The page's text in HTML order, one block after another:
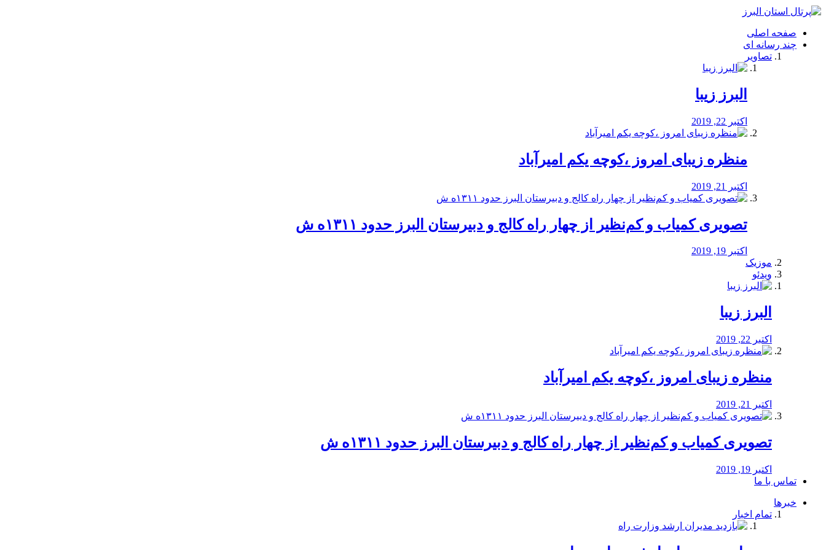
فصد
شرق
تهران
خشکشویی
صفحه اصلی
چند رسانه ای
تصاویر
البرز زیبا
اکتبر 22, 2019
منظره‌‌ زیبای امروز ،کوچه یکم امیرآباد
اکتبر 21, 2019
️تصویری کمیاب و کم‌نظیر از چهار راه كالج و دبيرستان البرز حدود ۱۳۱۱ه ش
اکتبر 19, 2019
موزیک
ویدئو
البرز زیبا
اکتبر 22, 2019
منظره‌‌ زیبای امروز ،کوچه یکم امیرآباد
اکتبر 21, 2019
️تصویری کمیاب و کم‌نظیر از چهار راه كالج و دبيرستان البرز حدود ۱۳۱۱ه ش
اکتبر 19, 2019
تماس با ما
خبرها
تمام اخبار